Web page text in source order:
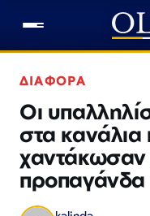
ΔΙΑΦΟΡΑ
Οι
στα κανάλια
χαντάκωσαν
προπαγάνδα